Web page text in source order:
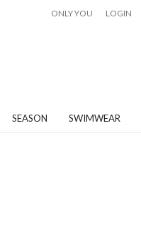
ONLY YOU LOGIN
SEASON SWIMWEAR